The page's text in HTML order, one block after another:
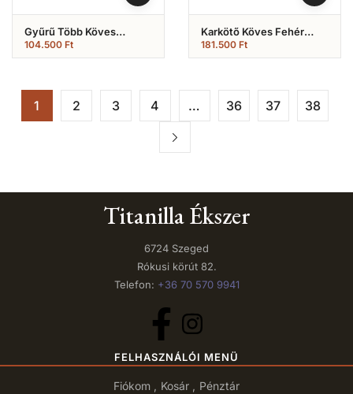
Gyűrű Több Köves
(Nr.65)
104.500 Ft
Karkötő Köves Fehér
Arany “tenisz”, Női
Karlánc (Nr.41)
181.500 Ft
1 2 3 4 … 36 37 38
Titanilla Ékszer
6724 Szeged
Rókusi körút 82.
Telefon: +36 70 570 9941
FELHASZNÁLÓI MENÜ
Fiókom Kosár Pénztár